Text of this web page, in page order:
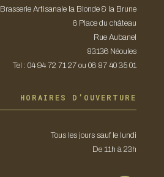
Brasserie Artisanale la Blonde & la Brune
6 Place du château
Rue Aubanel
83136 Néoules
Tel : 04 94 72 71 27 ou 06 87 40 35 01
HORAIRES D’OUVERTURE
Tous les jours sauf le lundi
De 11h à 23h